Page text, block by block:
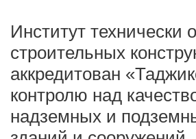
Институт
строительных
аккредитован
контролю над
надземных и